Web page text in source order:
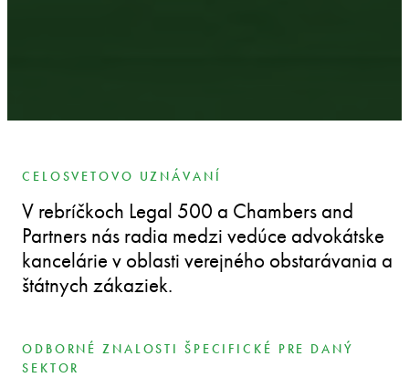
CELOSVETOVO UZNÁVANÍ
V rebríčkoch Legal 500 a Chambers and
Partners nás radia medzi vedúce advokátske
kancelárie v oblasti verejného obstarávania a
štátnych zákaziek.
ODBORNÉ ZNALOSTI ŠPECIFICKÉ PRE DANÝ
SEKTOR